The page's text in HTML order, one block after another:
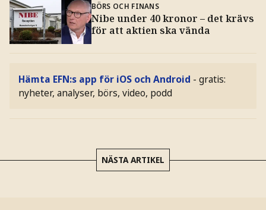
BÖRS OCH FINANS
Nibe under 40 kronor – det krävs
för att aktien ska vända
Hämta EFN:s app för iOS och Android - gratis:
nyheter, analyser, börs, video, podd
NÄSTA ARTIKEL